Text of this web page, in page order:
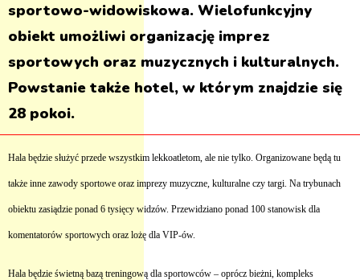
sportowo-widowiskowa. Wielofunkcyjny
obiekt umożliwi organizację imprez
sportowych oraz muzycznych i kulturalnych.
Powstanie także hotel, w którym znajdzie się
28 pokoi.
Hala będzie służyć przede wszystkim lekkoatletom, ale nie tylko. Organizowane będą tu
także inne zawody sportowe oraz imprezy muzyczne, kulturalne czy targi. Na trybunach
obiektu zasiądzie ponad 6 tysięcy widzów. Przewidziano ponad 100 stanowisk dla
komentatorów sportowych oraz lożę dla VIP-ów.
Hala będzie świetną bazą treningową dla sportowców – oprócz bieżni, kompleks